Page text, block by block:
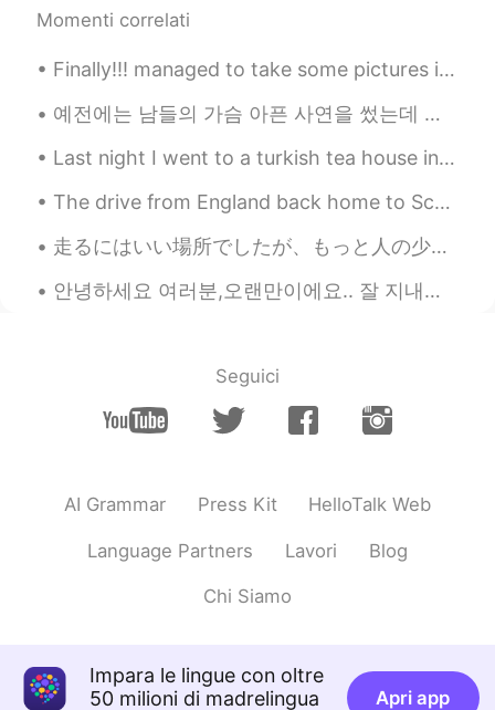
CN EN
情况而定，需要强调这个就用this，不需要
是一样的。我乍一看还以为用this就错了。
Rain666 2019.09.03 14:36
CN EN
說是蛋糕很好吃，基本上不需要強調「這
谢谢你的回复，但我不是这个意思，
你可能没看到我之前的回复内容，我是问为
什么要把this改成the
CN EN
@〇〇我英语不是很好，我大概明白那个意
思，中式英语喜欢按照字翻译：你吃一点
（eat a little）外国人的思维就是你可以尝
CN EN
Momenti correlati
Finally!!! managed to take some pictures if my home when the sky isnt grey haha🤣 hurry up spring ...
예전에는 남들의 가슴 아픈 사연을 썼는데 오늘은 나만의 사연을 쓰고 있다. "그녀에게는 결코 드러나지 않았음에도 불구하고 가슴이 찢어진 게 틀림없어." Meeting so...
Last night I went to a turkish tea house in my city. It was adorable. I love tea and different cu...
The drive from England back home to Scotland was beautiful! Had to stop at the border to take a p...
走るにはいい場所でしたが、もっと人の少ない場所を見つけたいです。 Hashiru ni wa ī bashodeshitaga, motto hito no sukunai basho o m...
안녕하세요 여러분,오랜만이에요.. 잘 지내셨어요? 오늘은 친구와 좋은 좋은 시간을 보냈어요(우리는 4년 동안 만나지 못했어요) Hello everyone it's been a...
Seguici
AI Grammar Press Kit HelloTalk Web
Language Partners Lavori Blog
Chi Siamo
Impara le lingue con oltre
50 milioni di madrelingua
Apri app